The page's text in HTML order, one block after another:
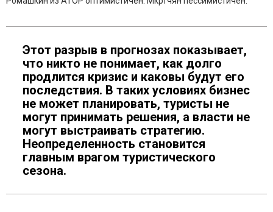
Этот разрыв в прогнозах показывает,
что никто не понимает, как долго
продлится кризис и каковы будут его
последствия. В таких условиях бизнес
не может планировать, туристы не
могут принимать решения, а власти не
могут выстраивать стратегию.
Неопределенность становится
главным врагом туристического
сезона.